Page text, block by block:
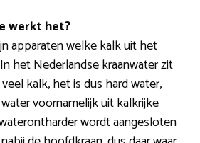
werkt het?
apparaten welke kalk uit het
het Nederlandse kraanwater zit
kalk, het is dus hard water,
voornamelijk uit kalkrijke
wordt aangesloten